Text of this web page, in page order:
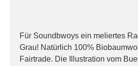
Für Soundbwoys ein meliertes
Grau! Natürlich 100%
Fairtrade. Die Illustration vom